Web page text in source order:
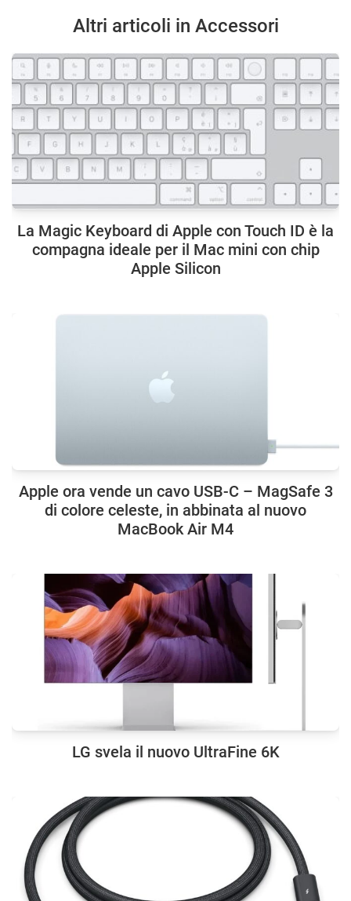
Altri articoli in Accessori
La Magic Keyboard di Apple con Touch ID è la
compagna ideale per il Mac mini con chip
Apple Silicon
Apple ora vende un cavo USB-C – MagSafe 3
di colore celeste, in abbinata al nuovo
MacBook Air M4
LG svela il nuovo UltraFine 6K